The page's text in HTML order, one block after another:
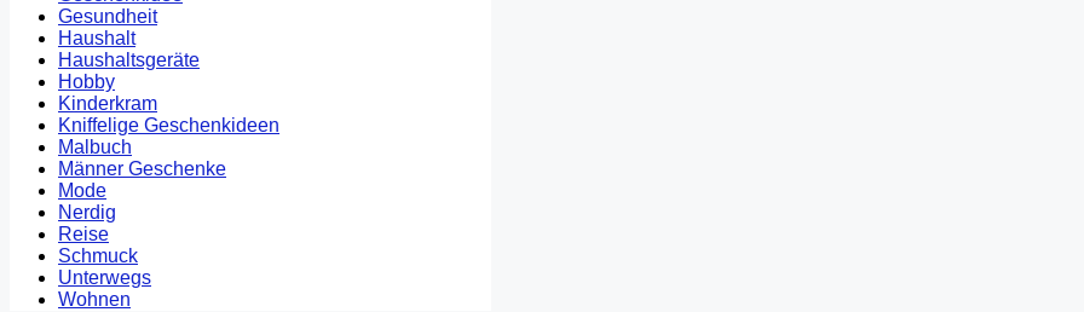
Gesundheit
Haushalt
Haushaltsgeräte
Hobby
Kinderkram
Kniffelige Geschenkideen
Malbuch
Männer Geschenke
Mode
Nerdig
Reise
Schmuck
Unterwegs
Wohnen